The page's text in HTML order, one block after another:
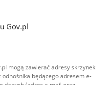
Gov.pl
mogą zawierać adresy skrzynek
będącego adresem e-